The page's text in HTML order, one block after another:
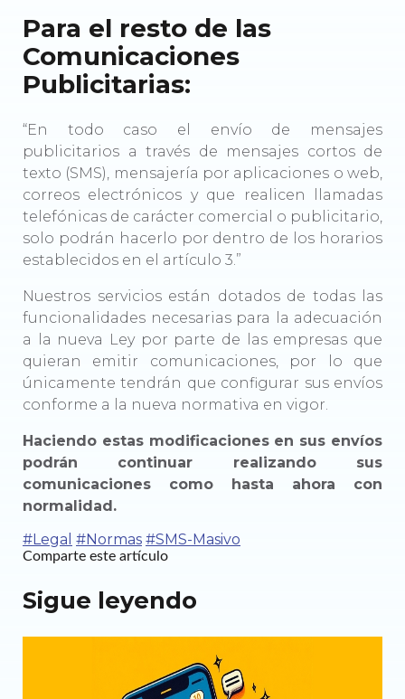
Para el resto de las
Comunicaciones
Publicitarias:
“En todo caso el envío de mensajes
publicitarios a través de mensajes cortos de
texto (SMS), mensajería por aplicaciones o web,
correos electrónicos y que realicen llamadas
telefónicas de carácter comercial o publicitario,
solo podrán hacerlo por dentro de los horarios
establecidos en el artículo 3.”
Nuestros servicios están dotados de todas las
funcionalidades necesarias para la adecuación
a la nueva Ley por parte de las empresas que
quieran emitir comunicaciones, por lo que
únicamente tendrán que configurar sus envíos
conforme a la nueva normativa en vigor.
Haciendo estas modificaciones en sus envíos
podrán continuar realizando sus
comunicaciones como hasta ahora con
normalidad.
#Legal #Normas #SMS-Masivo
Comparte este artículo
Sigue leyendo